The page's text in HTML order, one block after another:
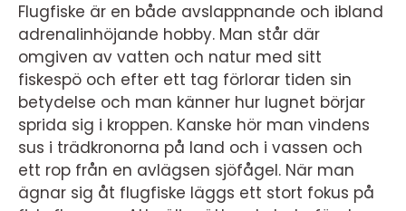
Flugfiske är en både avslappnande och ibland
adrenalinhöjande hobby. Man står där
omgiven av vatten och natur med sitt
fiskespö och efter ett tag förlorar tiden sin
betydelse och man känner hur lugnet börjar
sprida sig i kroppen. Kanske hör man vindens
sus i trädkronorna på land och i vassen och
ett rop från en avlägsen sjöfågel. När man
ägnar sig åt flugfiske läggs ett stort fokus på